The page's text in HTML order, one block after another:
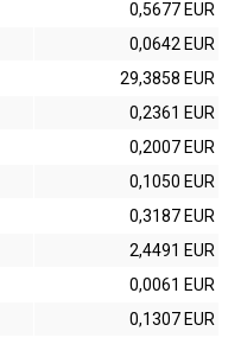
0,5677 EUR
0,0642 EUR
29,3858 EUR
0,2361 EUR
0,2007 EUR
0,1050 EUR
0,3187 EUR
2,4491 EUR
0,0061 EUR
0,1307 EUR